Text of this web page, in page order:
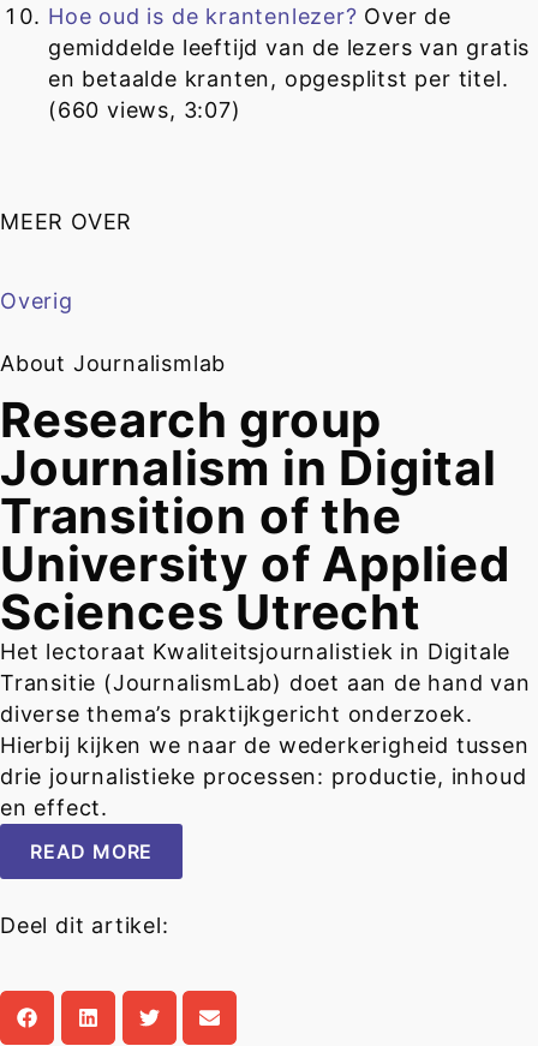
Hoe oud is de krantenlezer? Over de
gemiddelde leeftijd van de lezers van gratis
en betaalde kranten, opgesplitst per titel.
(660 views, 3:07)
MEER OVER
Overig
About Journalismlab
Research group
Journalism in Digital
Transition of the
University of Applied
Sciences Utrecht
Het lectoraat Kwaliteitsjournalistiek in Digitale
Transitie (JournalismLab) doet aan de hand van
diverse thema’s praktijkgericht onderzoek.
Hierbij kijken we naar de wederkerigheid tussen
drie journalistieke processen: productie, inhoud
en effect.
READ MORE
Deel dit artikel: